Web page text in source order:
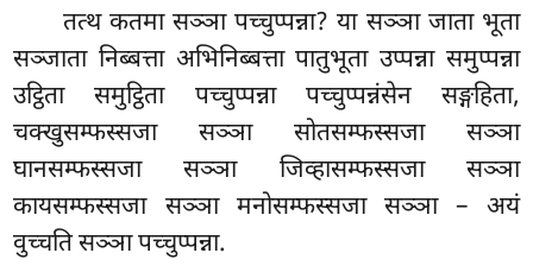
तत्थ कतमा सञ्ञा पच्चुप्पन्ना? या सञ्ञा जाता भूता
सञ्जाता निब्बत्ता अभिनिब्बत्ता पातुभूता उप्पन्ना समुप्पन्ना
उट्ठिता समुट्ठिता पच्चुप्पन्ना पच्चुप्पन्नंसेन सङ्गहिता,
चक्खुसम्फस्सजा सञ्ञा सोतसम्फस्सजा सञ्ञा
घानसम्फस्सजा सञ्ञा जिव्हासम्फस्सजा सञ्ञा
कायसम्फस्सजा सञ्ञा मनोसम्फस्सजा सञ्ञा – अयं
वुच्चति सञ्ञा पच्चुप्पन्ना.